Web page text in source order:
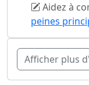
Aidez à
peines
Afficher plus